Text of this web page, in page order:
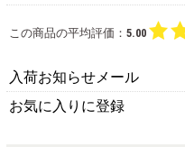
この商品の平均評価： 5.00
入荷お知らせメール
お気に入りに登録